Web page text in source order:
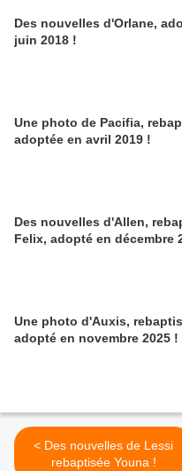
Des nouvelles d'Orlane,
juin 2018 !
Une photo de Pacifia,
adoptée en avril 2019 !
Des nouvelles d'Allen,
Felix, adopté en décembre
Une photo d'Auxis,
adopté en novembre 2025 !
< Des nouvelles de Lessi
rebaptisée Youna !